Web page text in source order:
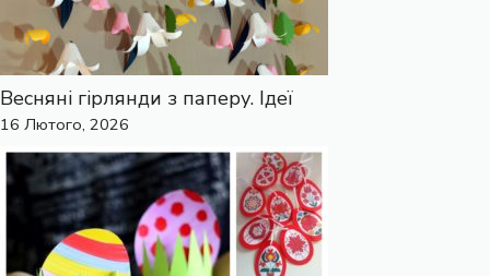
Весняні гірлянди з паперу. Ідеї
16 Лютого, 2026